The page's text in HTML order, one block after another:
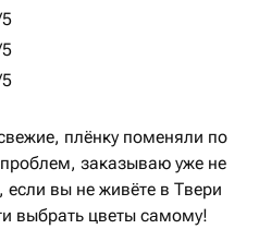
плёнку поменяли по
заказываю уже не
вы не живёте в Твери
выбрать цветы самому!